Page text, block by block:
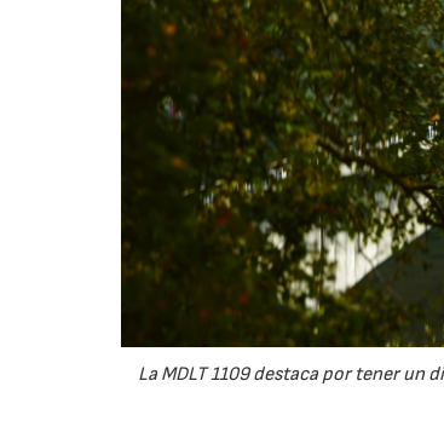
La MDLT 1109 destaca por tener